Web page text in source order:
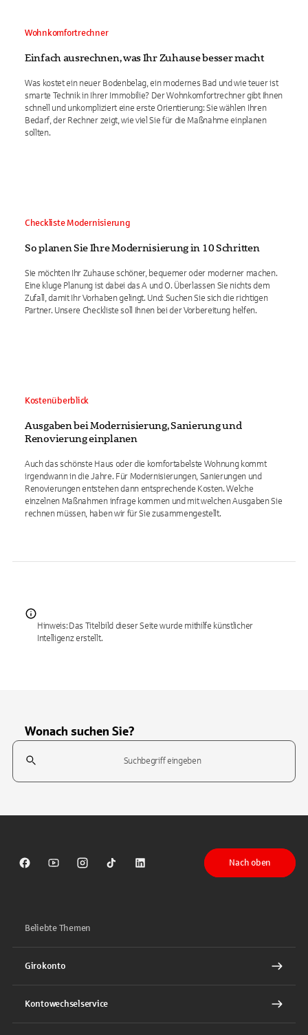
Wohnkomfortrechner
Einfach ausrechnen, was Ihr Zuhause besser macht
Was kostet ein neuer Bodenbelag, ein modernes Bad und wie teuer ist
smarte Technik in Ihrer Immobilie? Der Wohnkomfortrechner gibt Ihnen
schnell und unkompliziert eine erste Orientierung: Sie wählen Ihren
Bedarf, der Rechner zeigt, wie viel Sie für die Maßnahme einplanen
sollten.
Checkliste Modernisierung
So planen Sie Ihre Modernisierung in 10 Schritten
Sie möchten Ihr Zuhause schöner, bequemer oder moderner machen.
Eine kluge Planung ist dabei das A und O. Überlassen Sie nichts dem
Zufall, damit Ihr Vorhaben gelingt. Und: Suchen Sie sich die richtigen
Partner. Unsere Checkliste soll Ihnen bei der Vorbereitung helfen.
Kostenüberblick
Ausgaben bei Modernisierung, Sanierung und
Renovierung einplanen
Auch das schönste Haus oder die komfortabelste Wohnung kommt
irgendwann in die Jahre. Für Modernisierungen, Sanierungen und
Renovierungen entstehen dann entsprechende Kosten. Welche
einzelnen Maßnahmen infrage kommen und mit welchen Ausgaben Sie
rechnen müssen, haben wir für Sie zusammengestellt.
Hinweis: Das Titelbild dieser Seite wurde mithilfe künstlicher
Intelligenz erstellt.
Wonach suchen Sie?
Suchfeld
Sparkasse auf Facebook
Sparkasse auf Youtube
Sparkasse auf Instagram
Sparkasse auf TikTok
Sparkasse auf LinkedIn
Nach oben
Beliebte Themen
Girokonto
Kontowechselservice